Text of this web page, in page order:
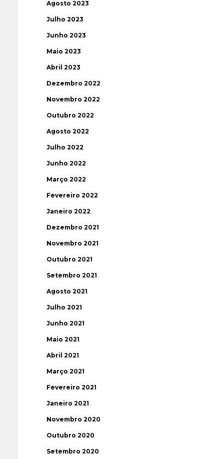
Agosto 2023
Julho 2023
Junho 2023
Maio 2023
Abril 2023
Dezembro 2022
Novembro 2022
Outubro 2022
Agosto 2022
Julho 2022
Junho 2022
Março 2022
Fevereiro 2022
Janeiro 2022
Dezembro 2021
Novembro 2021
Outubro 2021
Setembro 2021
Agosto 2021
Julho 2021
Junho 2021
Maio 2021
Abril 2021
Março 2021
Fevereiro 2021
Janeiro 2021
Novembro 2020
Outubro 2020
Setembro 2020